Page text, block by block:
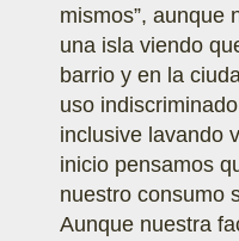
mismos”, aunque
una isla viendo
barrio y en la
uso
inclusive lavando
inicio pensamos
nuestro consumo
Aunque nuestra